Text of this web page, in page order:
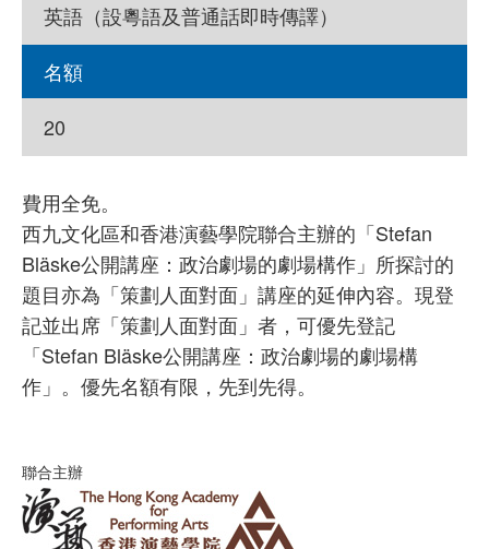
英語（設粵語及普通話即時傳譯）
名額
20
費用全免。
西九文化區和香港演藝學院聯合主辦的「Stefan
Bläske公開講座：政治劇場的劇場構作」所探討的
題目亦為「策劃人面對面」講座的延伸內容。現登
記並出席「策劃人面對面」者，可優先登記
「Stefan Bläske公開講座：政治劇場的劇場構
作」。優先名額有限，先到先得。
聯合主辦